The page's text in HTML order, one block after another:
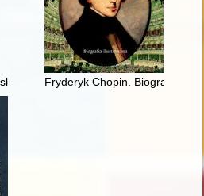
Mickiewicz, Słowacki, Chopin,
Fryderyk Chopin. Biografia